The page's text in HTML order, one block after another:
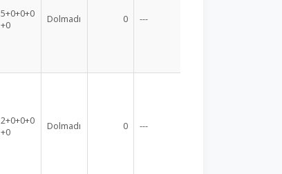
5+0+0+0
+0
Dolmadı 0 ---
2+0+0+0
+0
Dolmadı 0 ---